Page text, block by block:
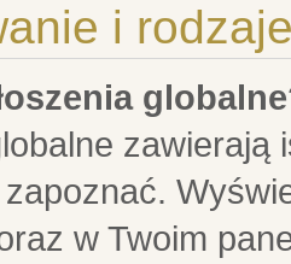
i
zapoznać.
w Twoim